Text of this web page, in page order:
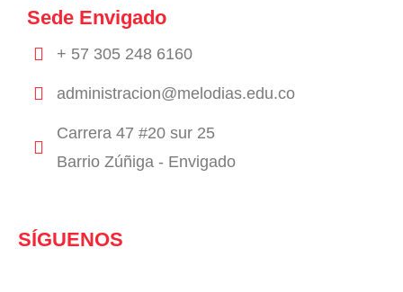
Sede Envigado
+ 57 305 248 6160
administracion@melodias.edu.co
Carrera 47 #20 sur 25
Barrio Zúñiga - Envigado
SÍGUENOS